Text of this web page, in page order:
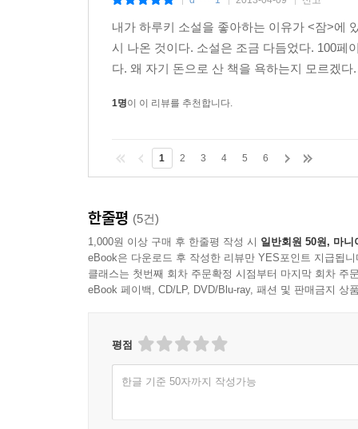
내가 하루키 소설을 좋아하는 이유가 <잠>에
시 나온 것이다. 소설은 조금 다듬었다. 100페
다. 왜 자기 돈으로 산 책을 욕하는지 모르겠
1명이 이 리뷰를 추천합니다.
1 2 3 4 5 6
한줄평 (5건)
1,000원 이상 구매 후 한줄평 작성 시 일반회원 50원, 마니
eBook은 다운로드 후 작성한 리뷰만 YES포인트 지급됩니
클래스는 첫번째 회차 주문확정 시점부터 마지막 회차 주
eBook 페이백, CD/LP, DVD/Blu-ray, 패션 및 판매금지 상
평점
한글 기준 50자까지 작성가능